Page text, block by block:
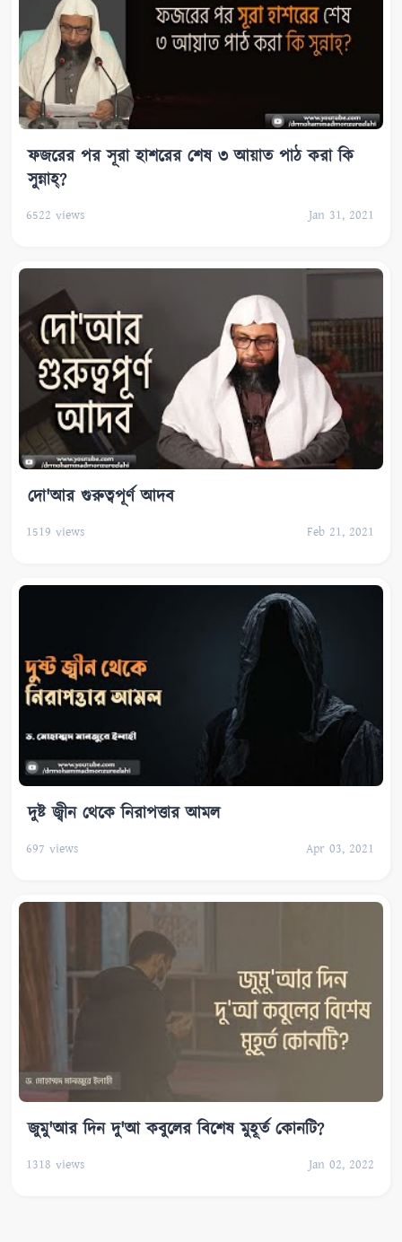
ফজরের পর সূরা হাশরের শেষ ৩ আয়াত পাঠ করা কি
সুন্নাহ্‌?
6522 views Jan 31, 2021
দো'আর গুরুত্বপূর্ণ আদব
1519 views Feb 21, 2021
দুষ্ট জ্বীন থেকে নিরাপত্তার আমল
697 views Apr 03, 2021
জুমু'আর দিন দু'আ কবুলের বিশেষ মুহূর্ত কোনটি?
1318 views Jan 02, 2022